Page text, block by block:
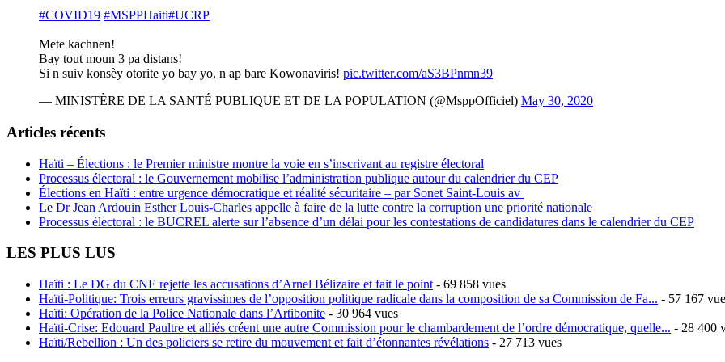
#COVID19 #MSPPHaiti#UCRP
Mete kachnen!
Bay tout moun 3 pa distans!
Si n suiv konsèy otorite yo bay yo, n ap bare Kowonaviris! pic.twitter.com/aS3BPnmn39
— MINISTÈRE DE LA SANTÉ PUBLIQUE ET DE LA POPULATION (@MsppOfficiel) May 30, 2020
Articles récents
Haïti – Élections : le Premier ministre montre la voie en s’inscrivant au registre électoral
Processus électoral : le Gouvernement mobilise l’administration publique autour du calendrier du CEP
Élections en Haïti : entre urgence démocratique et réalité sécuritaire – par Sonet Saint-Louis av
Le Dr Jean Ardouin Esther Louis-Charles appelle à faire de la lutte contre la corruption une priorité nationale
Processus électoral : le BUCREL alerte sur l’absence d’un délai pour les contestations de candidatures dans le calendrier du CEP
LES PLUS LUS
Haïti : Le DG du CNE rejette les accusations d’Arnel Bélizaire et fait le point - 69 858 vues
Haïti-Politique: Trois erreurs gravissimes de l’opposition politique radicale dans la composition de sa Commission de Fa... - 57 167
Haïti: Opération de la Police Nationale dans l’Artibonite - 30 964 vues
Haïti-Crise: Edouard Paultre et alliés créent une autre Commission pour le chambardement de l’ordre démocratique, quelle... - 28 400
Haïti/Rebellion : Un des policiers se retire du mouvement et fait d’étonnantes révélations - 27 713 vues